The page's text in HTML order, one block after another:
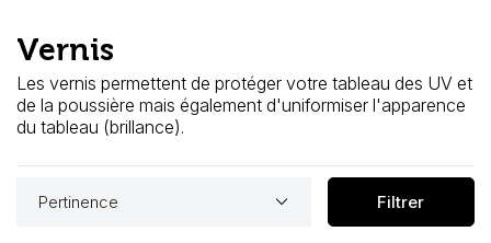
Cartons mousse & plume
Loisirs Créatifs
Vernis
Les vernis permettent de protéger votre tableau des UV et
de la poussière mais également d'uniformiser l'apparence
du tableau (brillance).
Pertinence keyboard_arrow_down Filtrer